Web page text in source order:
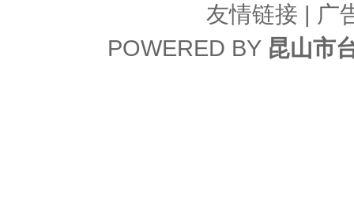
友情链接 | 广
POWERED BY 昆山市